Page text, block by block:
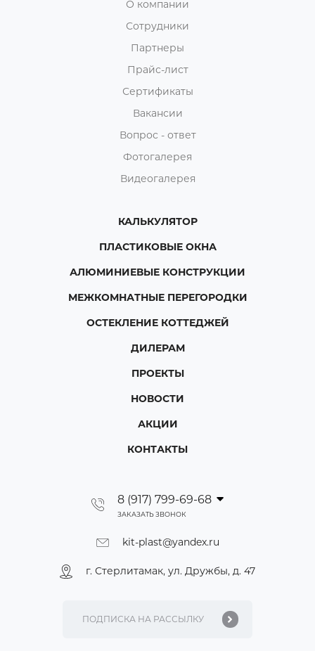
О компании
Сотрудники
Партнеры
Прайс-лист
Сертификаты
Вакансии
Вопрос - ответ
Фотогалерея
Видеогалерея
КАЛЬКУЛЯТОР
ПЛАСТИКОВЫЕ ОКНА
АЛЮМИНИЕВЫЕ КОНСТРУКЦИИ
МЕЖКОМНАТНЫЕ ПЕРЕГОРОДКИ
ОСТЕКЛЕНИЕ КОТТЕДЖЕЙ
ДИЛЕРАМ
ПРОЕКТЫ
НОВОСТИ
АКЦИИ
КОНТАКТЫ
8 (917) 799-69-68
ЗАКАЗАТЬ ЗВОНОК
kit-plast@yandex.ru
г. Стерлитамак, ул. Дружбы, д. 47